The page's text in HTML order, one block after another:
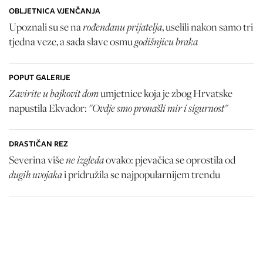
OBLJETNICA VJENČANJA
Upoznali su se narođendanu prijatelja, uselili nakon samo tri
tjedna veze, a sada slave osmugodišnjicu braka
POPUT GALERIJE
Zavirite u bajkovit domumjetnice koja je zbog Hrvatske
napustila Ekvador: "Ovdje smo pronašli mir i sigurnost"
DRASTIČAN REZ
Severina višene izgledaovako: pjevačica se oprostila od
dugih uvojakai pridružila se najpopularnijem trendu